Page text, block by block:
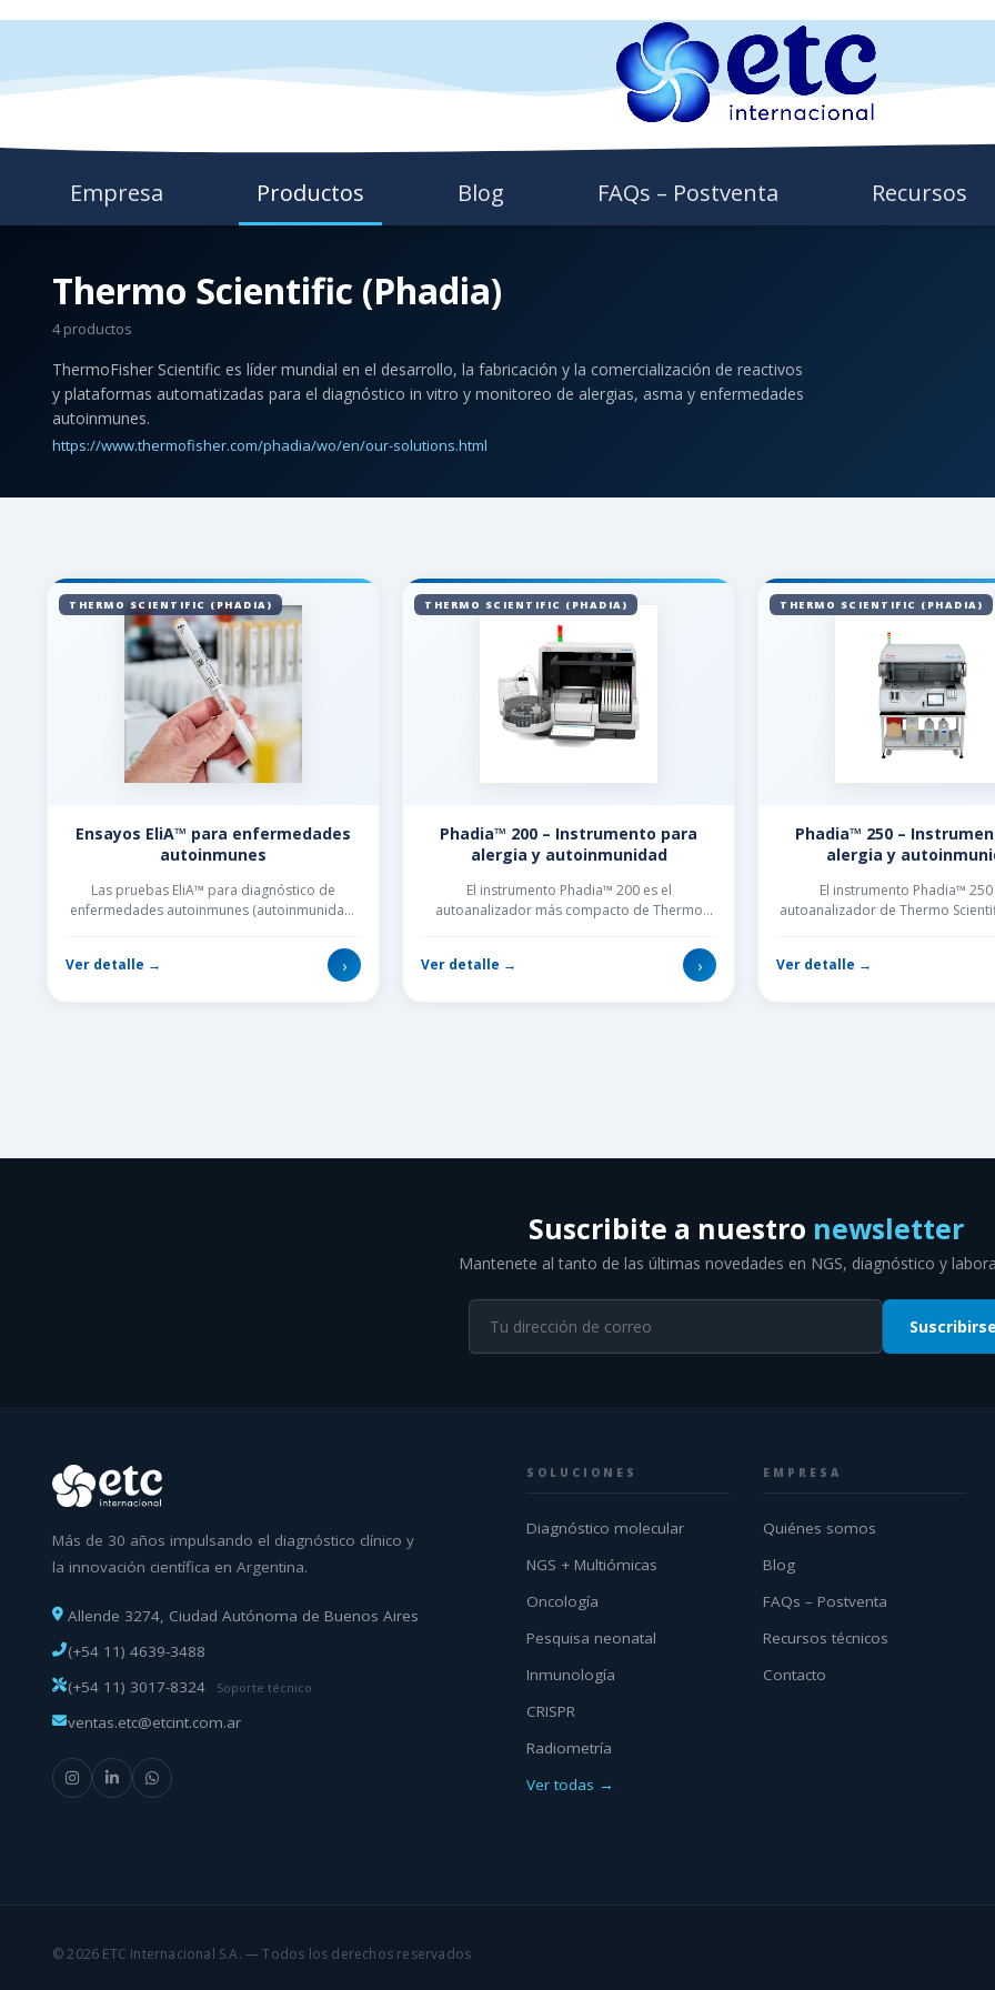
Empresa Productos Blog FAQs – Postventa Recursos
Thermo Scientific (Phadia)
4 productos
ThermoFisher Scientific es líder mundial en el desarrollo, la fabricación y la comercialización de reactivos
y plataformas automatizadas para el diagnóstico in vitro y monitoreo de alergias, asma y enfermedades
autoinmunes.
https://www.thermofisher.com/phadia/wo/en/our-solutions.html
THERMO SCIENTIFIC (PHADIA)
Ensayos EliA™ para enfermedades
autoinmunes
Las pruebas EliA™ para diagnóstico de
enfermedades autoinmunes (autoinmunidad)
Ver detalle →
›
THERMO SCIENTIFIC (PHADIA)
Phadia™ 200 – Instrumento para
alergia y autoinmunidad
El instrumento Phadia™ 200 es el
autoanalizador más compacto de Thermo
Ver detalle →
›
THERMO SCIENTIFIC (PHADIA)
Phadia™ 250 –
alergia y
El instrumento Phadia™ 250
autoanalizador de Thermo
Ver detalle →
Suscribite a nuestro newsletter
Mantenete al tanto de las últimas novedades en NGS, diagnóstico y
Suscribirse
Más de 30 años impulsando el diagnóstico clínico y
la innovación científica en Argentina.
Allende 3274, Ciudad Autónoma de Buenos Aires
(+54 11) 4639-3488
(+54 11) 3017-8324
Soporte técnico
ventas.etc@etcint.com.ar
SOLUCIONES
Diagnóstico molecular
NGS + Multiómicas
Oncología
Pesquisa neonatal
Inmunología
CRISPR
Radiometría
Ver todas →
EMPRESA
Quiénes somos
Blog
FAQs – Postventa
Recursos técnicos
Contacto
© 2026 ETC Internacional S.A. — Todos los derechos reservados